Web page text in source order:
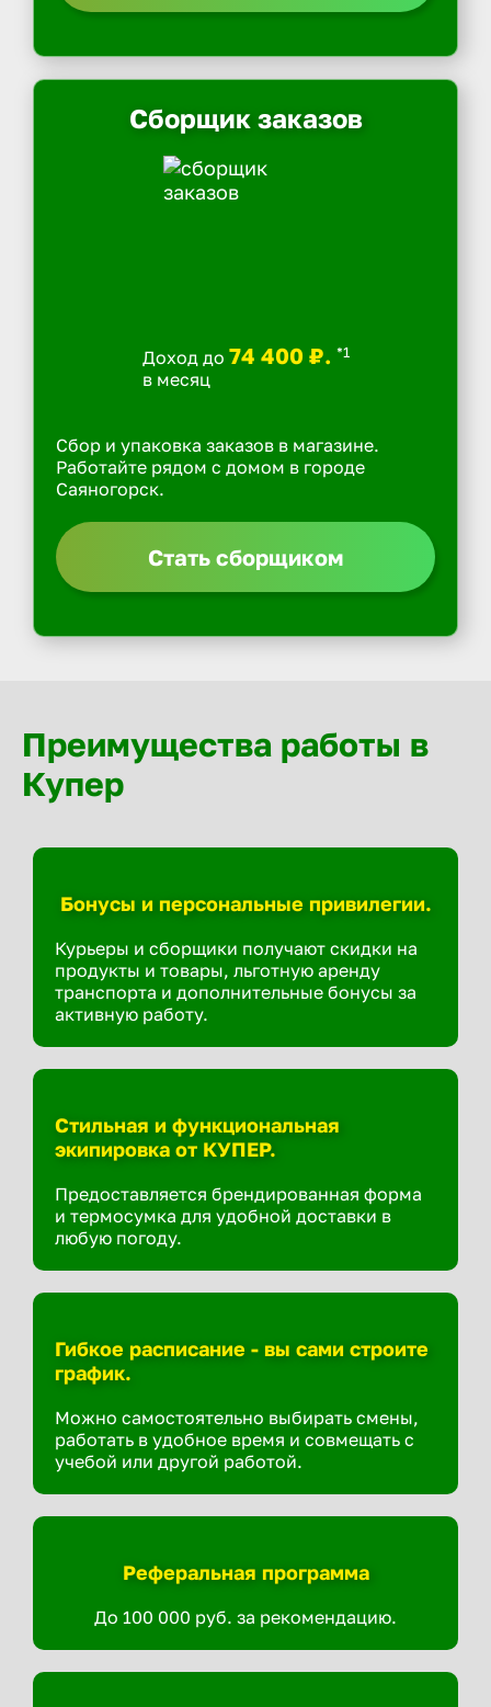
Сборщик заказов
Доход до 74 400 ₽. *1
в месяц
Сбор и упаковка заказов в магазине.
Работайте рядом с домом в городе
Саяногорск.
Стать сборщиком
Преимущества работы в
Купер
Бонусы и персональные привилегии.
Курьеры и сборщики получают скидки на
продукты и товары, льготную аренду
транспорта и дополнительные бонусы за
активную работу.
Стильная и функциональная
экипировка от КУПЕР.
Предоставляется брендированная форма
и термосумка для удобной доставки в
любую погоду.
Гибкое расписание - вы сами строите
график.
Можно самостоятельно выбирать смены,
работать в удобное время и совмещать с
учебой или другой работой.
Реферальная программа
До 100 000 руб. за рекомендацию.